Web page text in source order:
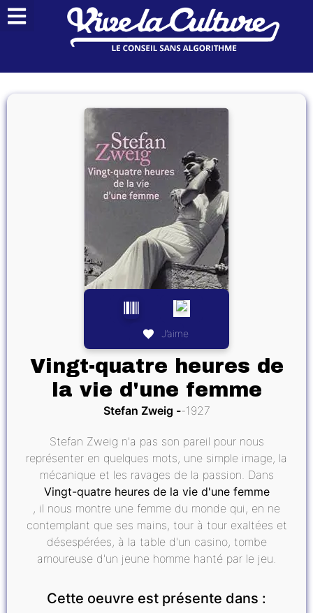
J’aime
Vingt-quatre heures de
la vie d'une femme
Stefan Zweig 1927
Stefan Zweig n'a pas son pareil pour nous
représenter en quelques mots, une simple image, la
mécanique et les ravages de la passion. Dans
Vingt-quatre heures de la vie d'une femme
, il nous montre une femme du monde qui, en ne
contemplant que ses mains, tour à tour exaltées et
désespérées, à la table d'un casino, tombe
amoureuse d'un jeune homme hanté par le jeu.
Cette oeuvre est présente dans :